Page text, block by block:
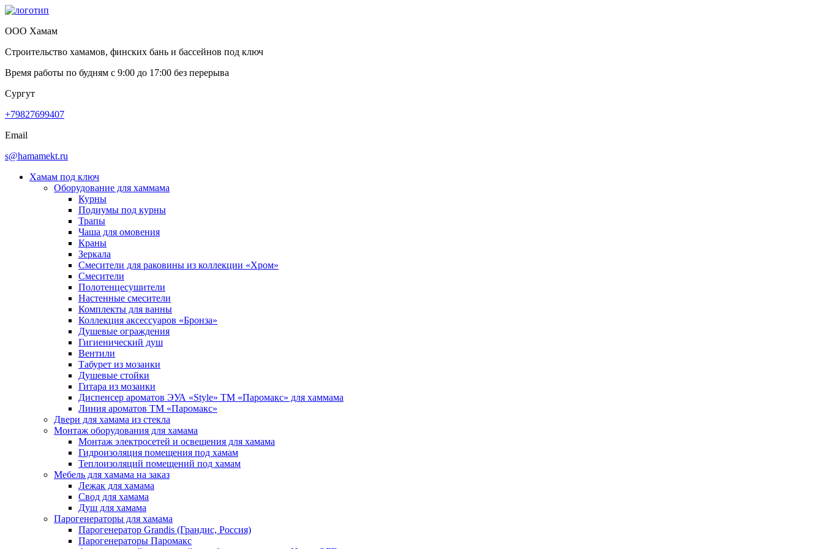
ООО Хамам
Строительство хамамов, финских бань и бассейнов под ключ
Время работы по будням с 9:00 до 17:00 без перерыва
Сургут
+79827699407
Email
s@hamamekt.ru
Хамам под ключ
Оборудование для хаммама
Курны
Подиумы под курны
Трапы
Чаша для омовения
Краны
Зеркала
Смесители для раковины из коллекции «Хром»
Смесители
Полотенцесушители
Настенные смесители
Комплекты для ванны
Коллекция аксессуаров «Бронза»
Душевые ограждения
Гигиенический душ
Вентили
Табурет из мозаики
Душевые стойки
Гитара из мозаики
Диспенсер ароматов ЭУА «Style» ТМ «Паромакс» для хаммама
Линия ароматов ТМ «Паромакс»
Двери для хамама из стекла
Монтаж оборудования для хамама
Монтаж электросетей и освещения для хамама
Гидроизоляция помещения под хамам
Теплоизоляций помещений под хамам
Мебель для хамама на заказ
Лежак для хамама
Свод для хамама
Душ для хамама
Парогенераторы для хамама
Парогенератор Grandis (Грандис, Россия)
Парогенераторы Паромакс